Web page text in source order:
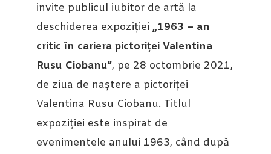
invite publicul iubitor de artă la
deschiderea expoziției „1963 – an
critic în cariera pictoriței Valentina
Rusu Ciobanu”, pe 28 octombrie 2021,
de ziua de naștere a pictoriței
Valentina Rusu Ciobanu. Titlul
expoziției este inspirat de
evenimentele anului 1963, când după